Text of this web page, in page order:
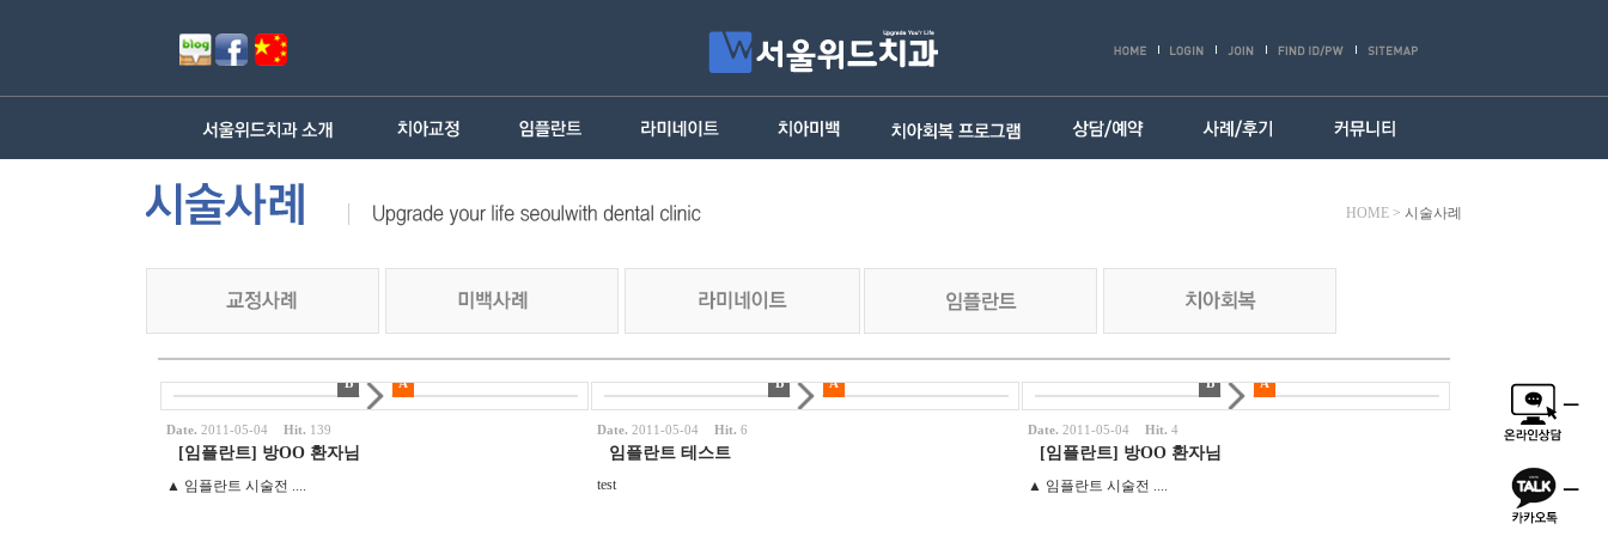
HOME > 시술사례
B A
Date. 2011-05-04 Hit. 139
[임플란트] 방OO 환자님
▲ 임플란트 시술전 ....
B A
Date. 2011-05-04 Hit. 6
임플란트 테스트
test
B A
Date. 2011-05-04 Hit. 4
[임플란트] 방OO 환자님
▲ 임플란트 시술전 ....